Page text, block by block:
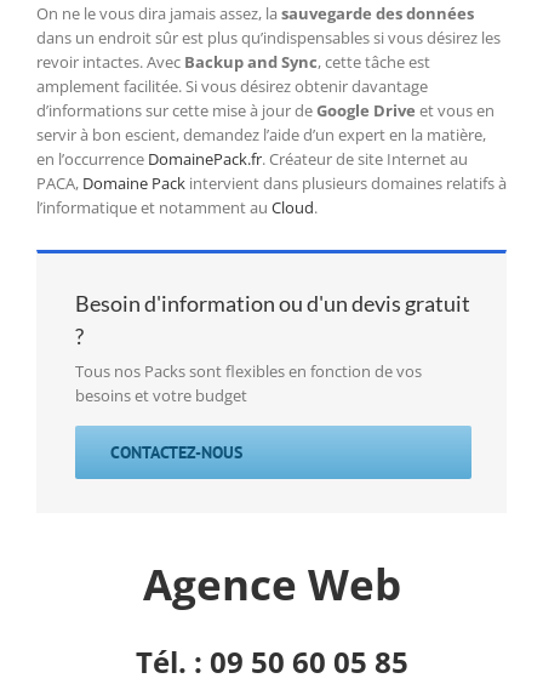
On ne le vous dira jamais assez, la sauvegarde des données
dans un endroit sûr est plus qu’indispensables si vous désirez les
revoir intactes. Avec Backup and Sync, cette tâche est
amplement facilitée. Si vous désirez obtenir davantage
d’informations sur cette mise à jour deGoogle Drive et vous en
servir à bon escient, demandez l’aide d’un expert en la matière,
en l’occurrence DomainePack.fr. Créateur de site Internet au
PACA, Domaine Pack intervient dans plusieurs domaines relatifs à
l’informatique et notamment au Cloud.
Besoin d'information ou d'un devis gratuit
?
Tous nos Packs sont flexibles en fonction de vos
besoins et votre budget
CONTACTEZ-NOUS
Agence Web
Tél. : 09 50 60 05 85